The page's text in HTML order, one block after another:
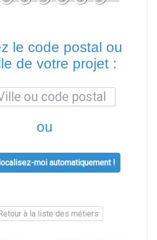
le code postal ou
de votre projet :
ou
moi automatiquement !
à la liste des métiers